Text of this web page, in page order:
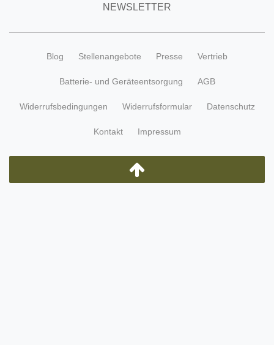
NEWSLETTER
Blog Stellenangebote Presse Vertrieb
Batterie- und Geräteentsorgung AGB
Widerrufsbedingungen Widerrufsformular Datenschutz
Kontakt Impressum